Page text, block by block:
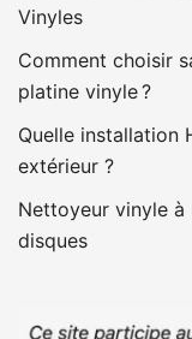
Vinyles
Comment choisir
platine vinyle ?
Quelle installation
extérieur ?
Nettoyeur vinyle
disques